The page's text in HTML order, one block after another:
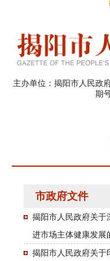
主办单位：揭阳市人民
期
市政府文件
揭阳市人民政府关于
进市场主体健康发展
揭阳市人民政府关于